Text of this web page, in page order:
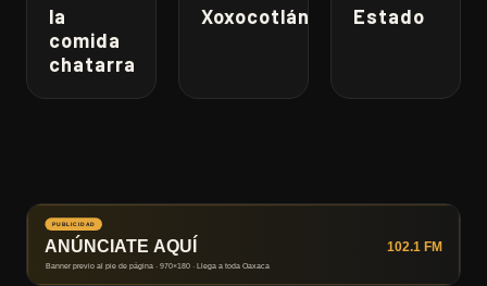
la
comida
chatarra
Xoxocotlán
Estado